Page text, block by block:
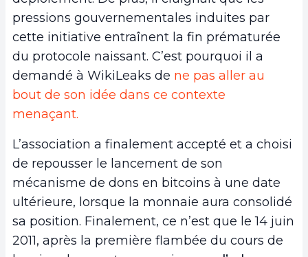
pressions gouvernementales induites par
cette initiative entraînent la fin prématurée
du protocole naissant. C’est pourquoi il a
demandé à WikiLeaks de ne pas aller au
bout de son idée dans ce contexte
menaçant.
L’association a finalement accepté et a choisi
de repousser le lancement de son
mécanisme de dons en bitcoins à une date
ultérieure, lorsque la monnaie aura consolidé
sa position. Finalement, ce n’est que le 14 juin
2011, après la première flambée du cours de